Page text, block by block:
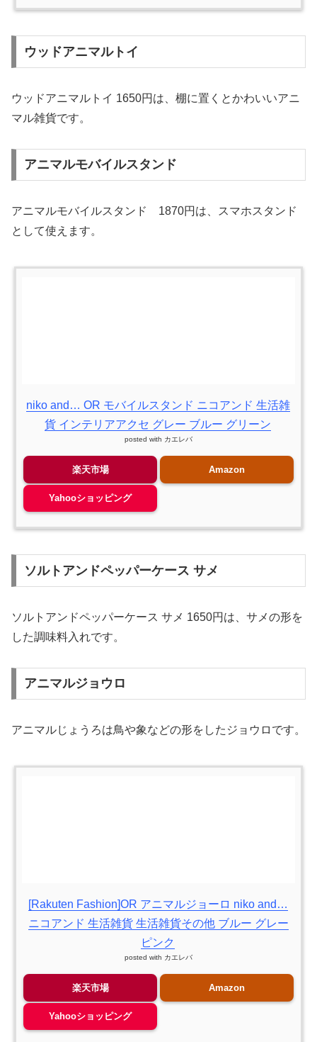
ウッドアニマルトイ
ウッドアニマルトイ 1650円は、棚に置くとかわいいアニ
マル雑貨です。
アニマルモバイルスタンド
アニマルモバイルスタンド 1870円は、スマホスタンド
として使えます。
niko and… OR モバイルスタンド ニコアンド 生活雑
貨 インテリアアクセ グレー ブルー グリーン
posted with カエレバ
楽天市場 Amazon
Yahooショッピング
ソルトアンドペッパーケース サメ
ソルトアンドペッパーケース サメ 1650円は、サメの形を
した調味料入れです。
アニマルジョウロ
アニマルじょうろは鳥や象などの形をしたジョウロです。
[Rakuten Fashion]OR アニマルジョーロ niko and…
ニコアンド 生活雑貨 生活雑貨その他 ブルー グレー
ピンク
posted with カエレバ
楽天市場 Amazon
Yahooショッピング